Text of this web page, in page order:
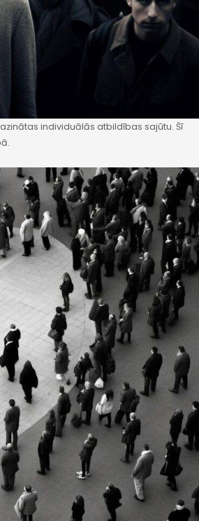
individuālās atbildības sajūtu. Šī